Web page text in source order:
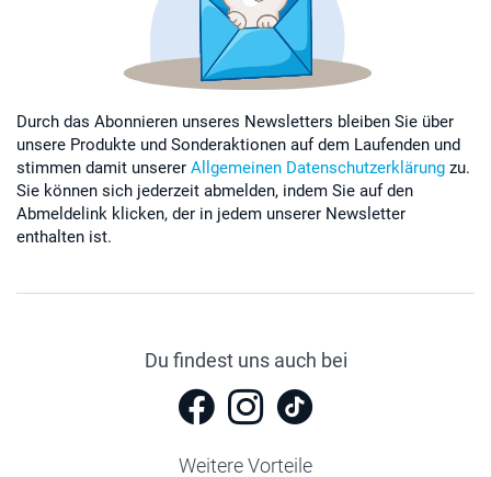
Durch das Abonnieren unseres Newsletters bleiben Sie über
unsere Produkte und Sonderaktionen auf dem Laufenden und
stimmen damit unserer Allgemeinen Datenschutzerklärung zu.
Sie können sich jederzeit abmelden, indem Sie auf den
Abmeldelink klicken, der in jedem unserer Newsletter
enthalten ist.
Du findest uns auch bei
Weitere Vorteile